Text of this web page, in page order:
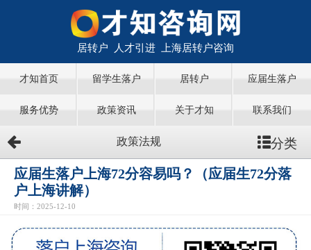
居转户 人才引进 上海居转户咨询
才知首页 留学生落户 居转户 应届生落户
服务优势 政策资讯 关于才知 联系我们
政策法规 分类
应届生落户上海72分容易吗？（应届生72分落
户上海讲解）
时间：2025-12-10